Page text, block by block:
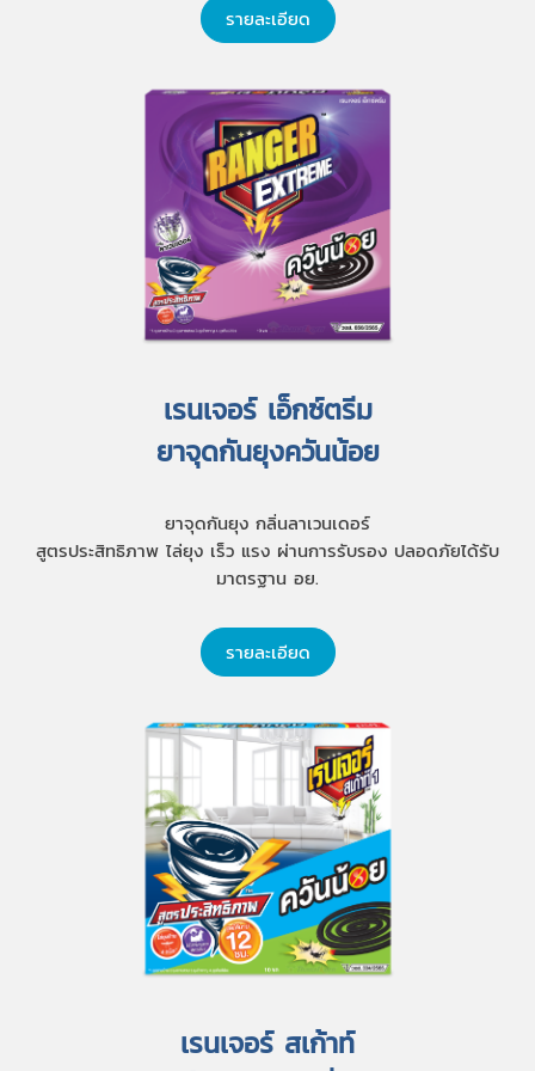
รายละเอียด
เรนเจอร์ เอ็กซ์ตรีม
ยาจุดกันยุงควันน้อย
ยาจุดกันยุง กลิ่นลาเวนเดอร์
สูตรประสิทธิภาพ ไล่ยุง เร็ว แรง ผ่านการรับรอง ปลอดภัยได้รับ
มาตรฐาน อย.
รายละเอียด
เรนเจอร์ สเก้าท์